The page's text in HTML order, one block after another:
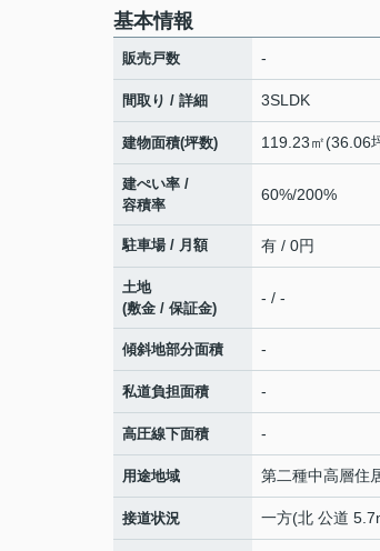
基本情報
販売戸数 -
間取り / 詳細 3SLDK
建物面積(坪数) 119.23㎡(36.06
建ぺい率 /
容積率
60%/200%
駐車場 / 月額 有 / 0円
土地
(敷金 / 保証金)
- / -
傾斜地部分面積 -
私道負担面積 -
高圧線下面積 -
用途地域 第二種中高層住
接道状況 一方(北 公道